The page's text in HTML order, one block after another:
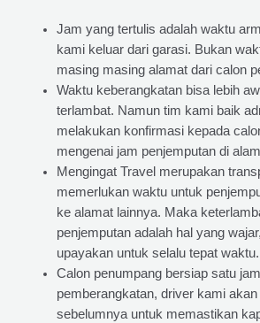
Jam yang tertulis adalah waktu
kami keluar dari garasi. Bukan
masing masing alamat dari calon
Waktu keberangkatan bisa lebih
terlambat. Namun tim kami baik
melakukan konfirmasi kepada
mengenai jam penjemputan di
Mengingat Travel merupakan
memerlukan waktu untuk
ke alamat lainnya. Maka
penjemputan adalah hal yang
upayakan untuk selalu tepat waktu.
Calon penumpang bersiap satu
pemberangkatan, driver kami
sebelumnya untuk memastikan